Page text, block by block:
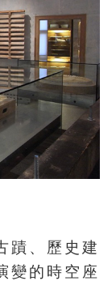
蹟、歷史建
變的時空座